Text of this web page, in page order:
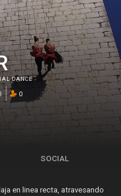
DANCE
0
SOCIAL
en linea recta, atravesando